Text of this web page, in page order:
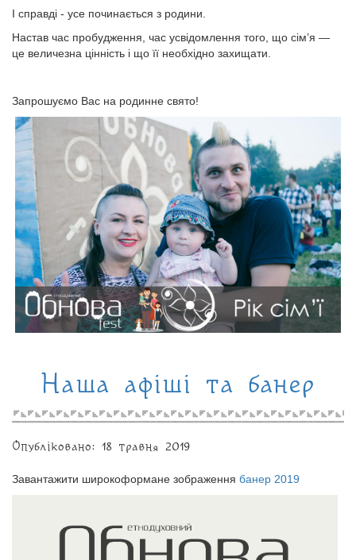
І справді - усе починається з родини.
Настав час пробудження, час усвідомлення того, що сім’я —
це величезна цінність і що її необхідно захищати.
Запрошуємо Вас на родинне свято!
Наша афіші та банер
Опубліковано: 18 травня 2019
Завантажити широкоформане зображення банер 2019